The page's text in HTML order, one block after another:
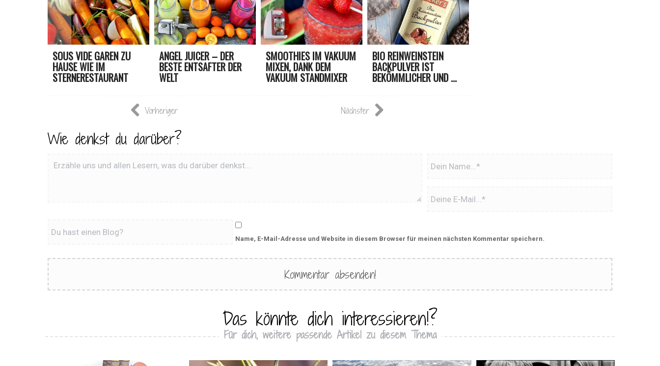
SOUS VIDE GAREN ZU
HAUSE WIE IM
STERNERESTAURANT
ANGEL JUICER – DER
BESTE ENTSAFTER DER
WELT
SMOOTHIES IM VAKUUM
MIXEN, DANK DEM
VAKUUM STANDMIXER
BIO REINWEINSTEIN
BACKPULVER IST
BEKÖMMLICHER UND ...
Vorheriger Nächster
Wie denkst du darüber?
Name, E-Mail-Adresse und Website in diesem Browser für meinen nächsten Kommentar speichern.
Das könnte dich interessieren!?
Für dich, weitere passende Artikel zu diesem Thema